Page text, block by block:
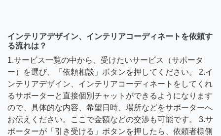
インテリアデザイン、インテリアコーディネートを依頼す
る流れは？
1.サービス一覧の中から、受けたいサービス（サポータ
ー）を選び、「依頼相談」ボタンを押してください。 2.イ
ンテリアデザイン、インテリアコーディネートをしてくれ
るサポーターと直接個別チャットができるようになります
ので、具体的な内容、希望日時、場所などをサポーターへ
お伝えください。ここで金額などの交渉も可能です。 3.サ
ポーターが「引き受ける」ボタンを押したら、依頼者様側